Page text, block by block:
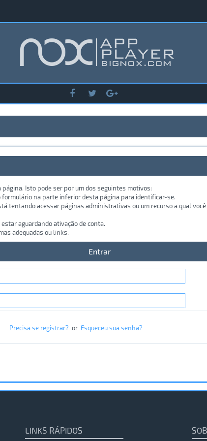
Isto pode ser por um dos seguintes motivos:
na parte inferior desta página para identificar-se.
tentando acessar páginas administrativas ou um recurso a qual
aguardando ativação de conta.
adequadas ou links.
Entrar
Precisa se registrar? or Esqueceu sua senha?
LINKS RÁPIDOS